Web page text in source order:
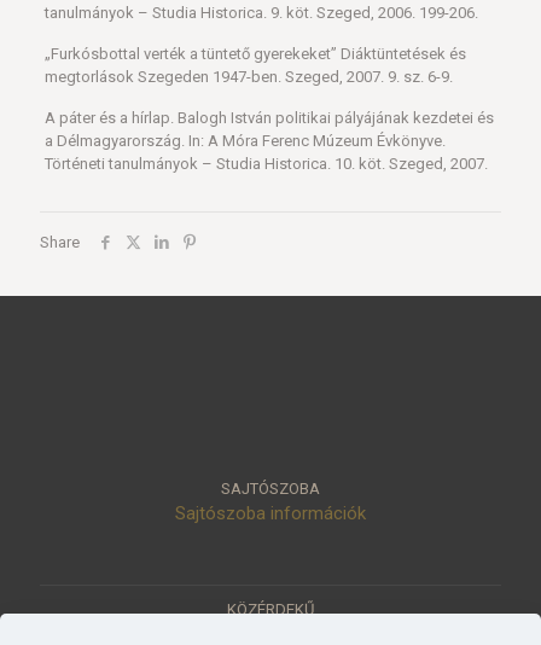
tanulmányok – Studia Historica. 9. köt. Szeged, 2006. 199-206.
„Furkósbottal verték a tüntető gyerekeket” Diáktüntetések és
megtorlások Szegeden 1947-ben. Szeged, 2007. 9. sz. 6-9.
A páter és a hírlap. Balogh István politikai pályájának kezdetei és
a Délmagyarország. In: A Móra Ferenc Múzeum Évkönyve.
Történeti tanulmányok – Studia Historica. 10. köt. Szeged, 2007.
Share
SAJTÓSZOBA
Sajtószoba információk
KÖZÉRDEKŰ